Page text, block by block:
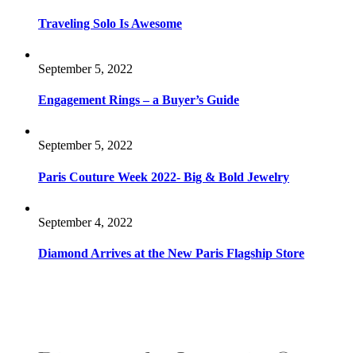
Traveling Solo Is Awesome
September 5, 2022
Engagement Rings – a Buyer’s Guide
September 5, 2022
Paris Couture Week 2022- Big & Bold Jewelry
September 4, 2022
Diamond Arrives at the New Paris Flagship Store